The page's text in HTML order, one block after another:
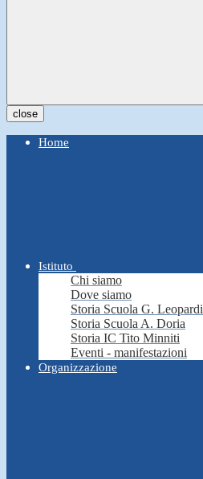
close
Home
Istituto
Chi siamo
Dove siamo
Storia Scuola G. Leopardi
Storia Scuola A. Doria
Storia IC Tito Minniti
Eventi - manifestazioni
Organizzazione